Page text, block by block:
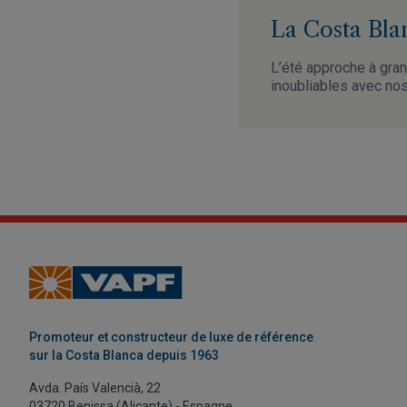
La Costa
L’été approche à
inoubliables avec
Promoteur et constructeur de luxe de référence
sur la Costa Blanca depuis 1963
Avda. País Valencià, 22